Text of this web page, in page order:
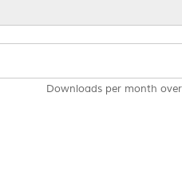
Downloads per month